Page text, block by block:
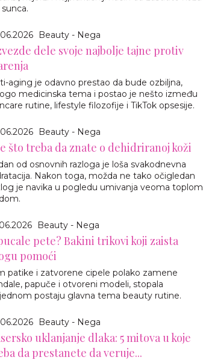
Beauty - Nega
dele svoje najbolje tajne protiv
aging je odavno prestao da bude ozbiljna,
medicinska tema i postao je nešto između
rutine, lifestyle filozofije i TikTok opsesije.
Beauty - Nega
što treba da znate o dehidriranoj koži
od osnovnih razloga je loša svakodnevna
Nakon toga, možda ne tako očigledan
je navika u pogledu umivanja veoma toplom
Beauty - Nega
pete? Bakini trikovi koji zaista
pomoći
patike i zatvorene cipele polako zamene
papuče i otvoreni modeli, stopala
postaju glavna tema beauty rutine.
Beauty - Nega
uklanjanje dlaka: 5 mitova u koje
da prestanete da veruje...